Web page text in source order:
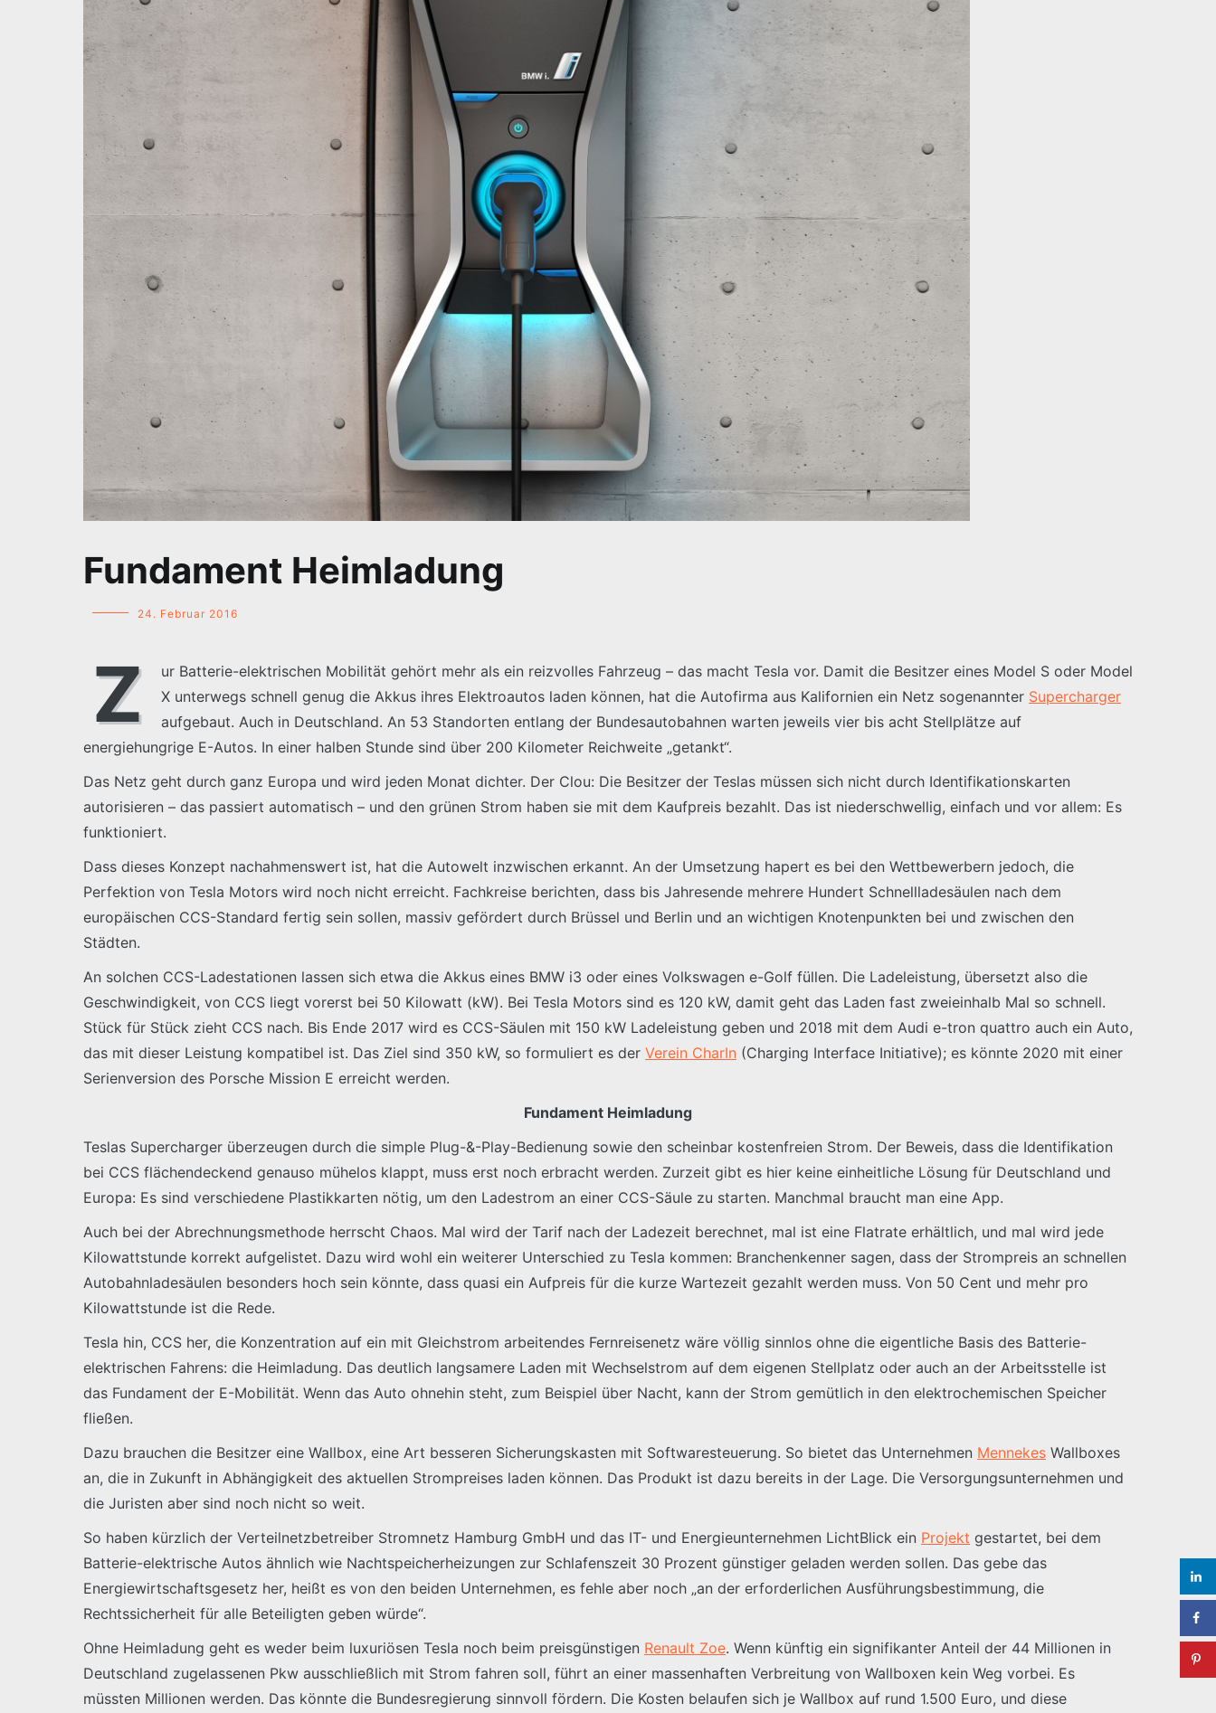
Fundament Heimladung
24. Februar 2016
Z
ur Batterie-elektrischen Mobilität gehört mehr als ein reizvolles Fahrzeug – das macht Tesla vor. Damit die Besitzer eines Model S oder Model
X unterwegs schnell genug die Akkus ihres Elektroautos laden können, hat die Autofirma aus Kalifornien ein Netz sogenannter Supercharger
aufgebaut. Auch in Deutschland. An 53 Standorten entlang der Bundesautobahnen warten jeweils vier bis acht Stellplätze auf
energiehungrige E-Autos. In einer halben Stunde sind über 200 Kilometer Reichweite „getankt“.
Das Netz geht durch ganz Europa und wird jeden Monat dichter. Der Clou: Die Besitzer der Teslas müssen sich nicht durch Identifikationskarten
autorisieren – das passiert automatisch – und den grünen Strom haben sie mit dem Kaufpreis bezahlt. Das ist niederschwellig, einfach und vor allem: Es
funktioniert.
Dass dieses Konzept nachahmenswert ist, hat die Autowelt inzwischen erkannt. An der Umsetzung hapert es bei den Wettbewerbern jedoch, die
Perfektion von Tesla Motors wird noch nicht erreicht. Fachkreise berichten, dass bis Jahresende mehrere Hundert Schnellladesäulen nach dem
europäischen CCS-Standard fertig sein sollen, massiv gefördert durch Brüssel und Berlin und an wichtigen Knotenpunkten bei und zwischen den
Städten.
An solchen CCS-Ladestationen lassen sich etwa die Akkus eines BMW i3 oder eines Volkswagen e-Golf füllen. Die Ladeleistung, übersetzt also die
Geschwindigkeit, von CCS liegt vorerst bei 50 Kilowatt (kW). Bei Tesla Motors sind es 120 kW, damit geht das Laden fast zweieinhalb Mal so schnell.
Stück für Stück zieht CCS nach. Bis Ende 2017 wird es CCS-Säulen mit 150 kW Ladeleistung geben und 2018 mit dem Audi e-tron quattro auch ein Auto,
das mit dieser Leistung kompatibel ist. Das Ziel sind 350 kW, so formuliert es der Verein CharIn (Charging Interface Initiative); es könnte 2020 mit einer
Serienversion des Porsche Mission E erreicht werden.
Fundament Heimladung
Teslas Supercharger überzeugen durch die simple Plug-&-Play-Bedienung sowie den scheinbar kostenfreien Strom. Der Beweis, dass die Identifikation
bei CCS flächendeckend genauso mühelos klappt, muss erst noch erbracht werden. Zurzeit gibt es hier keine einheitliche Lösung für Deutschland und
Europa: Es sind verschiedene Plastikkarten nötig, um den Ladestrom an einer CCS-Säule zu starten. Manchmal braucht man eine App.
Auch bei der Abrechnungsmethode herrscht Chaos. Mal wird der Tarif nach der Ladezeit berechnet, mal ist eine Flatrate erhältlich, und mal wird jede
Kilowattstunde korrekt aufgelistet. Dazu wird wohl ein weiterer Unterschied zu Tesla kommen: Branchenkenner sagen, dass der Strompreis an schnellen
Autobahnladesäulen besonders hoch sein könnte, dass quasi ein Aufpreis für die kurze Wartezeit gezahlt werden muss. Von 50 Cent und mehr pro
Kilowattstunde ist die Rede.
Tesla hin, CCS her, die Konzentration auf ein mit Gleichstrom arbeitendes Fernreisenetz wäre völlig sinnlos ohne die eigentliche Basis des Batterie-
elektrischen Fahrens: die Heimladung. Das deutlich langsamere Laden mit Wechselstrom auf dem eigenen Stellplatz oder auch an der Arbeitsstelle ist
das Fundament der E-Mobilität. Wenn das Auto ohnehin steht, zum Beispiel über Nacht, kann der Strom gemütlich in den elektrochemischen Speicher
fließen.
Dazu brauchen die Besitzer eine Wallbox, eine Art besseren Sicherungskasten mit Softwaresteuerung. So bietet das Unternehmen Mennekes Wallboxes
an, die in Zukunft in Abhängigkeit des aktuellen Strompreises laden können. Das Produkt ist dazu bereits in der Lage. Die Versorgungsunternehmen und
die Juristen aber sind noch nicht so weit.
So haben kürzlich der Verteilnetzbetreiber Stromnetz Hamburg GmbH und das IT- und Energieunternehmen LichtBlick ein Projekt gestartet, bei dem
Batterie-elektrische Autos ähnlich wie Nachtspeicherheizungen zur Schlafenszeit 30 Prozent günstiger geladen werden sollen. Das gebe das
Energiewirtschaftsgesetz her, heißt es von den beiden Unternehmen, es fehle aber noch „an der erforderlichen Ausführungsbestimmung, die
Rechtssicherheit für alle Beteiligten geben würde“.
Ohne Heimladung geht es weder beim luxuriösen Tesla noch beim preisgünstigen Renault Zoe. Wenn künftig ein signifikanter Anteil der 44 Millionen in
Deutschland zugelassenen Pkw ausschließlich mit Strom fahren soll, führt an einer massenhaften Verbreitung von Wallboxen kein Weg vorbei. Es
müssten Millionen werden. Das könnte die Bundesregierung sinnvoll fördern. Die Kosten belaufen sich je Wallbox auf rund 1.500 Euro, und diese